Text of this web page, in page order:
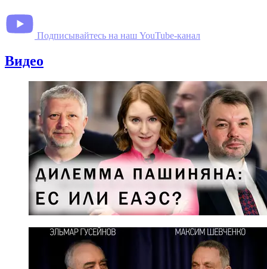
Подписывайтесь на наш YouTube-канал
Видео